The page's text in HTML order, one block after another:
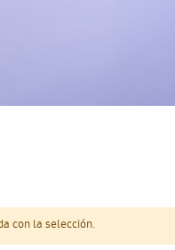
con la selección.